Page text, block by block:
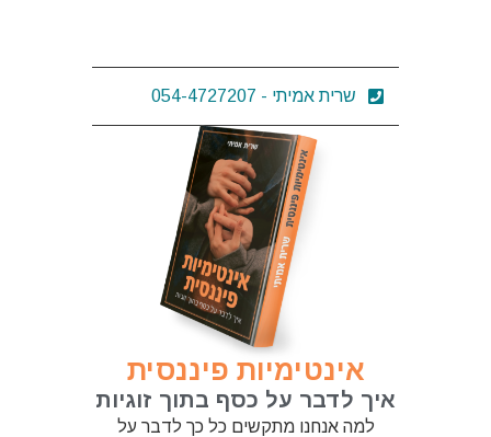
שרית אמיתי - 054-4727207
אינטימיות פיננסית
איך לדבר על כסף בתוך זוגיות
למה אנחנו מתקשים כל כך לדבר על